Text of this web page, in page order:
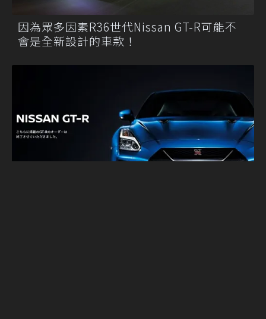
因為眾多因素R36世代Nissan GT-R可能不
會是全新設計的車款！